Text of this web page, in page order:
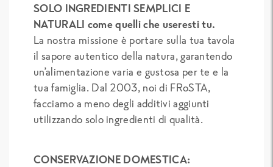
SOLO INGREDIENTI SEMPLICI E
NATURALI come quelli che useresti tu.
La nostra missione è portare sulla tua tavola
il sapore autentico della natura, garantendo
un’alimentazione varia e gustosa per te e la
tua famiglia. Dal 2003, noi di FRoSTA,
facciamo a meno degli additivi aggiunti
utilizzando solo ingredienti di qualità.
CONSERVAZIONE DOMESTICA: